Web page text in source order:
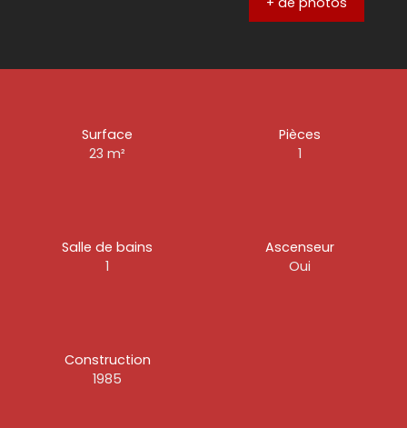
Surface
23m²
Pièces
1
Salle de bains
1
Ascenseur
Oui
Construction
1985